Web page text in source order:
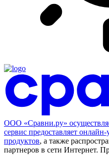
ООО «Сравни.ру»
сервис предоставляет
продуктов, а также
партнеров в сети Интернет.